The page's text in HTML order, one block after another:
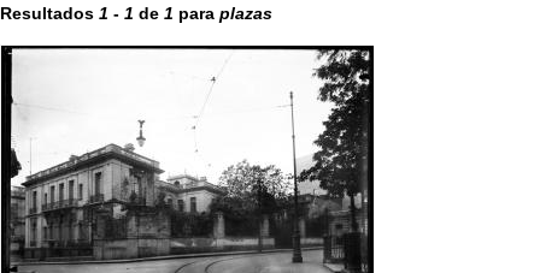
Resultados 1 - 1 de 1 para plazas